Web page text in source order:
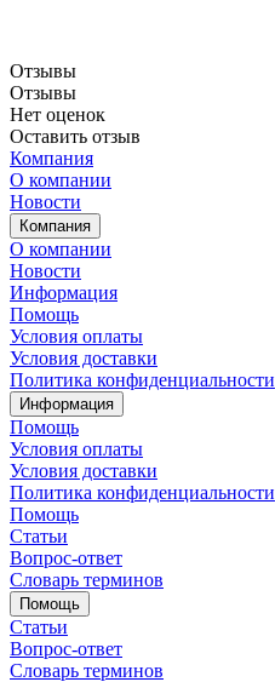
Отзывы
Отзывы
Нет оценок
Оставить отзыв
Компания
О компании
Новости
Компания
О компании
Новости
Информация
Помощь
Условия оплаты
Условия доставки
Политика конфиденциальности
Информация
Помощь
Условия оплаты
Условия доставки
Политика конфиденциальности
Помощь
Статьи
Вопрос-ответ
Словарь терминов
Помощь
Статьи
Вопрос-ответ
Словарь терминов